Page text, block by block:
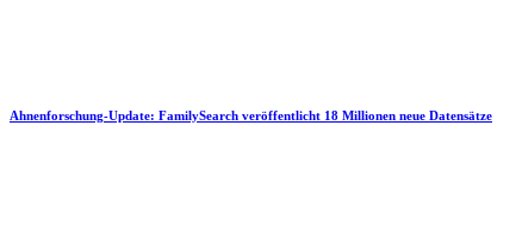
Ahnenforschung-Update: FamilySearch veröffentlicht 18 Millionen neue Datensätze